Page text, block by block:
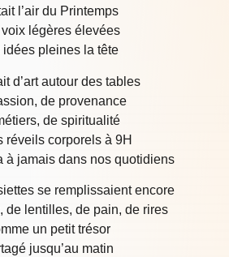
l’air du Printemps
voix légères élevées
idées pleines la tête
d’art autour des tables
de provenance
de spiritualité
réveils corporels à 9H
à jamais dans nos quotidiens
se remplissaient encore
de lentilles, de pain, de rires
un petit trésor
jusqu’au matin